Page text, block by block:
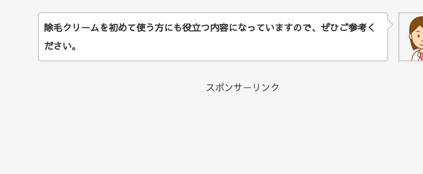
除毛クリームを初めて使う方にも役立つ内容になっていますので、ぜひご参考く
ださい。
スポンサーリンク